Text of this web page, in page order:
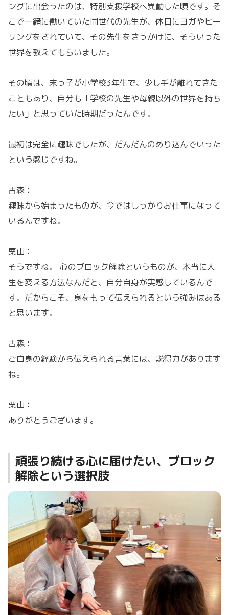
ングに出会ったのは、特別支援学校へ異動した頃です。そ
こで一緒に働いていた同世代の先生が、休日にヨガやヒー
リングをされていて、その先生をきっかけに、そういった
世界を教えてもらいました。
その頃は、末っ子が小学校3年生で、少し手が離れてきた
こともあり、自分も「学校の先生や母親以外の世界を持ち
たい」と思っていた時期だったんです。
最初は完全に趣味でしたが、だんだんのめり込んでいった
という感じですね。
古森：
趣味から始まったものが、今ではしっかりお仕事になって
いるんですね。
栗山：
そうですね。 心のブロック解除というものが、本当に人
生を変える方法なんだと、自分自身が実感しているんで
す。だからこそ、身をもって伝えられるという強みはある
と思います。
古森：
ご自身の経験から伝えられる言葉には、説得力があります
ね。
栗山：
ありがとうございます。
頑張り続ける心に届けたい、ブロック
解除という選択肢